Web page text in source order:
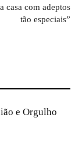
casa com adeptos
tão especiais”
e Orgulho